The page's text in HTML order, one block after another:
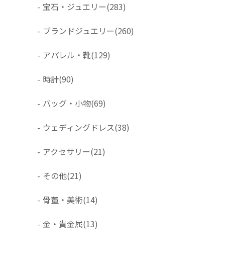
- 宝石・ジュエリー(283)
- ブランドジュエリー(260)
- アパレル・靴(129)
- 時計(90)
- バッグ・小物(69)
- ウェディングドレス(38)
- アクセサリー(21)
- その他(21)
- 骨董・美術(14)
- 金・貴金属(13)